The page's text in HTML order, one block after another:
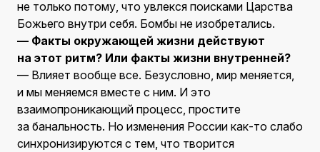
не только потому, что увлекся поисками Царства
Божьего внутри себя. Бомбы не изобретались.
— Факты окружающей жизни действуют
на этот ритм? Или факты жизни внутренней?
— Влияет вообще все. Безусловно, мир меняется,
и мы меняемся вместе с ним. И это
взаимопроникающий процесс, простите
за банальность. Но изменения России как-то слабо
синхронизируются с тем, что творится